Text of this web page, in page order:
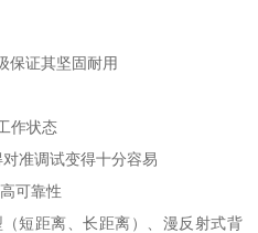
保证其坚固耐用
作状态
准调试变得十分容易
可靠性
短距离、长距离）、漫反射式背